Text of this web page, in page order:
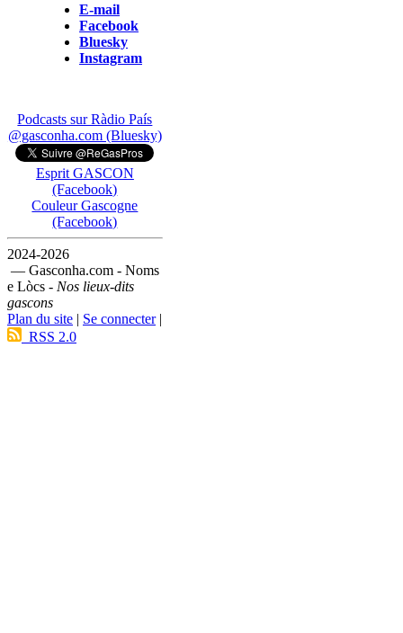
E-mail
Facebook
Bluesky
Instagram
Podcasts sur Ràdio País
@gasconha.com (Bluesky)
Esprit GASCON
(Facebook)
Couleur Gascogne
(Facebook)
2024-2026
— Gasconha.com - Noms
e Lòcs - Nos lieux-dits
gascons
Plan du site | Se connecter|
RSS 2.0